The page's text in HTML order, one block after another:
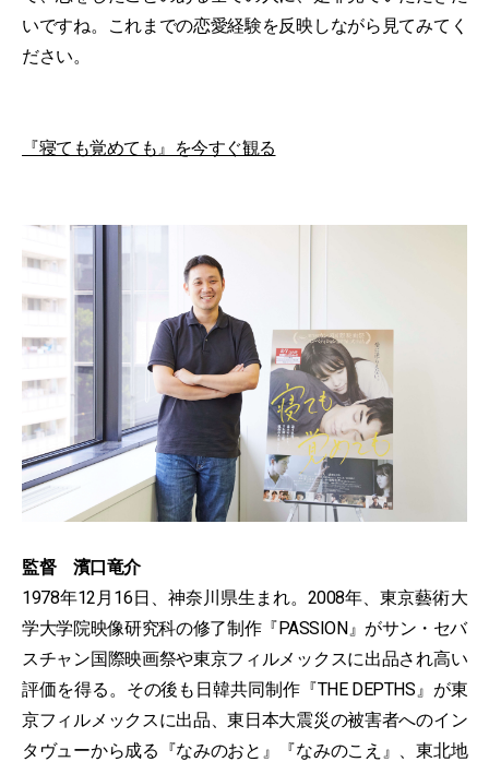
いですね。これまでの恋愛経験を反映しながら見てみてく
ださい。
『寝ても覚めても』を今すぐ観る
監督 濱口竜介
1978年12月16日、神奈川県生まれ。2008年、東京藝術大
学大学院映像研究科の修了制作『PASSION』がサン・セバ
スチャン国際映画祭や東京フィルメックスに出品され高い
評価を得る。その後も日韓共同制作『THE DEPTHS』が東
京フィルメックスに出品、東日本大震災の被害者へのイン
タヴューから成る『なみのおと』『なみのこえ』、東北地